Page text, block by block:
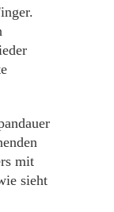
mit
sieht